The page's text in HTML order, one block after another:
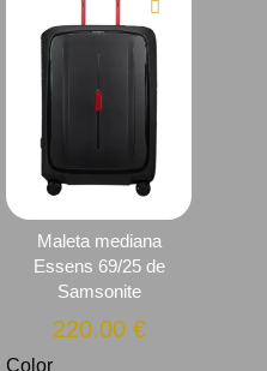
Maleta mediana
Essens 69/25 de
Samsonite
220.00 €
Color